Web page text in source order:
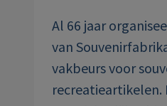
Al 66 jaar
van
vakbeurs voor
recreatieartikelen.